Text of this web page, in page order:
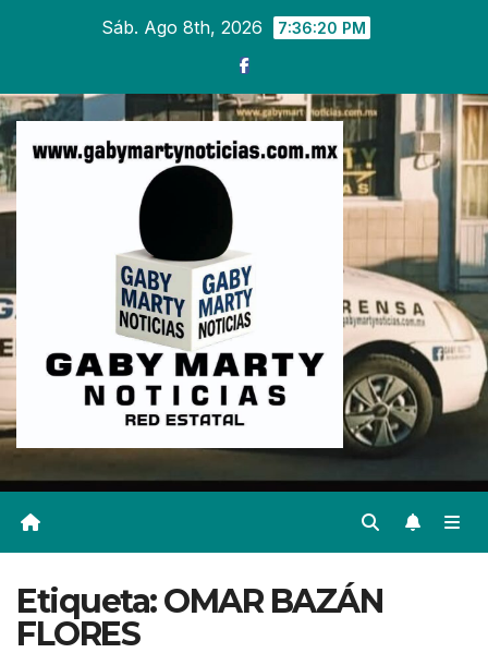
Sáb. Ago 8th, 2026 7:36:23 PM
Etiqueta:OMAR BAZÁN
FLORES